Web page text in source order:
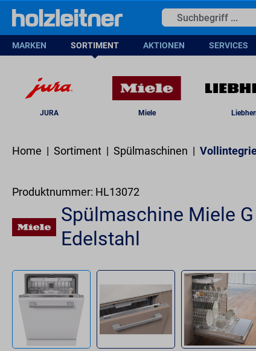
Zur Hauptnavigation springen
MARKEN SORTIMENT AKTIONEN SERVICES
JURA Miele
Home | Sortiment | Spülmaschinen |
Produktnummer: HL13072
Spülmaschine Miele
Edelstahl
Bildergalerie überspringen